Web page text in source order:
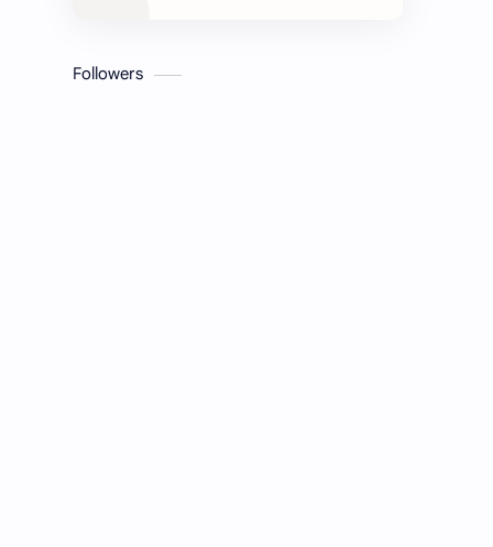
Model Test
Followers